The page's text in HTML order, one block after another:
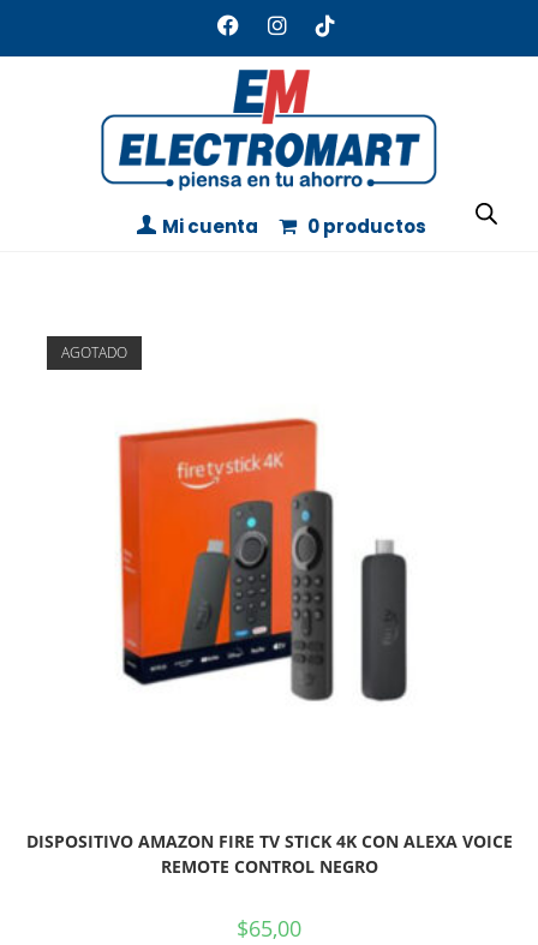
Mi cuenta 0 productos
AGOTADO
DISPOSITIVO AMAZON FIRE TV STICK 4K CON ALEXA VOICE
REMOTE CONTROL NEGRO
$65,00